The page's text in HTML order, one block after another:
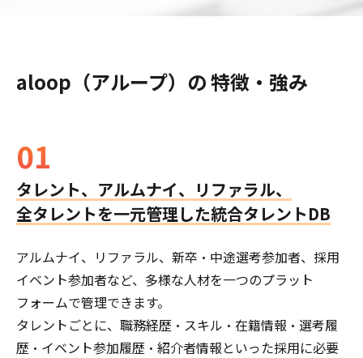
aloop（アループ）の 特徴・強み
01
タレント、アルムナイ、リファラル、
全タレントを一元管理した統合タレントDB
アルムナイ、リファラル、新卒・中途選考参加者、採用
イベント参加者など、多様な人材を一つのプラット
フォームで管理できます。
タレントごとに、職務経歴・スキル・在籍情報・選考履
歴・イベント参加履歴・紹介者情報といった採用に必要